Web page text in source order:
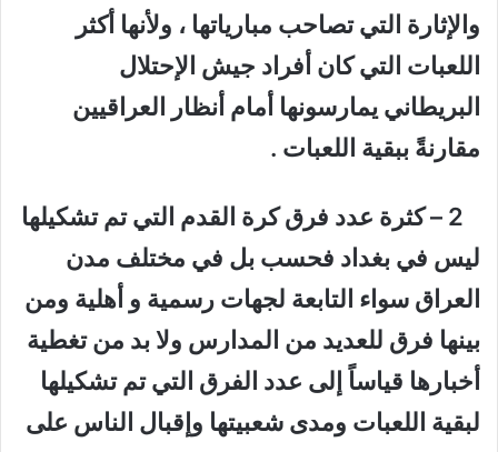
والإثارة التي تصاحب مبارياتها ، ولأنها أكثر
اللعبات التي كان أفراد جيش الإحتلال
البريطاني يمارسونها أمام أنظار العراقيين
مقارنةً ببقية اللعبات .
2 – كثرة عدد فرق كرة القدم التي تم تشكيلها
ليس في بغداد فحسب بل في مختلف مدن
العراق سواء التابعة لجهات رسمية و أهلية ومن
بينها فرق للعديد من المدارس ولا بد من تغطية
أخبارها قياساً إلى عدد الفرق التي تم تشكيلها
لبقية اللعبات ومدى شعبيتها وإقبال الناس على